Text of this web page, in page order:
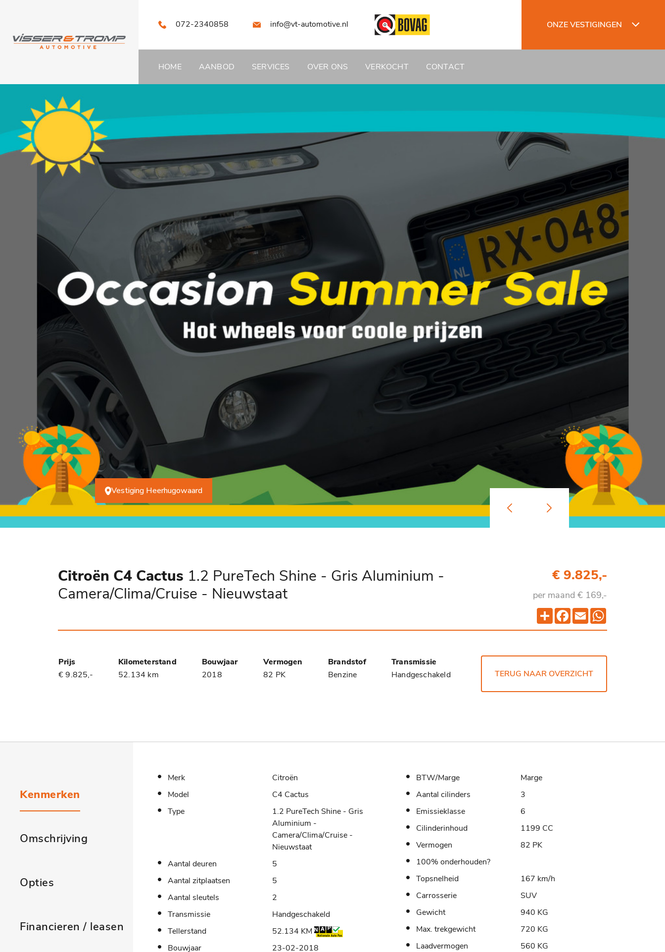
072-2340858 info@vt-automotive.nl ONZE VESTIGINGEN
HOME AANBOD SERVICES OVER ONS VERKOCHT CONTACT
Vestiging Heerhugowaard
Citroën C4 Cactus 1.2 PureTech Shine - Gris Aluminium -
Camera/Clima/Cruise - Nieuwstaat
€ 9.825,-
per maand € 169,-
Deel Facebook
Email
Prijs Kilometerstand Bouwjaar Vermogen Brandstof
Transmissie
€ 9.825,-
52.134 km 2018 82 PK Benzine Handgeschakeld TERUG NAAR OVERZICHT
Kenmerken
Omschrijving
Opties
Financieren / leasen
Merk
Citroën
Model
C4 Cactus
Type
1.2 PureTech Shine - Gris
Aluminium -
Camera/Clima/Cruise -
Nieuwstaat
Aantal deuren
5
Aantal zitplaatsen
5
Aantal sleutels
2
Transmissie
Handgeschakeld
Tellerstand
52.134 KM
Bouwjaar
23-02-2018
BTW/Marge
Marge
Aantal cilinders
3
Emissieklasse
6
Cilinderinhoud
1199 CC
Vermogen
82 PK
100% onderhouden?
Topsnelheid
167 km/h
Carrosserie
SUV
Gewicht
940 KG
Max. trekgewicht
720 KG
Laadvermogen
560 KG